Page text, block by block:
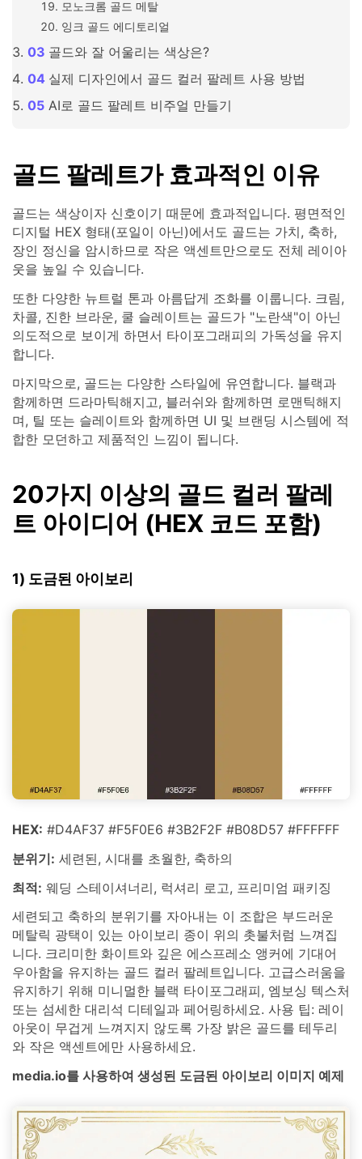
모노크롬 골드 메탈
잉크 골드 에디토리얼
골드와 잘 어울리는 색상은?
실제 디자인에서 골드 컬러 팔레트 사용 방법
AI로 골드 팔레트 비주얼 만들기
골드 팔레트가 효과적인 이유
골드는 색상이자 신호이기 때문에 효과적입니다. 평면적인
디지털 HEX 형태(포일이 아닌)에서도 골드는 가치, 축하,
장인 정신을 암시하므로 작은 액센트만으로도 전체 레이아
웃을 높일 수 있습니다.
또한 다양한 뉴트럴 톤과 아름답게 조화를 이룹니다. 크림,
차콜, 진한 브라운, 쿨 슬레이트는 골드가 "노란색"이 아닌
의도적으로 보이게 하면서 타이포그래피의 가독성을 유지
합니다.
마지막으로, 골드는 다양한 스타일에 유연합니다. 블랙과
함께하면 드라마틱해지고, 블러쉬와 함께하면 로맨틱해지
며, 틸 또는 슬레이트와 함께하면 UI 및 브랜딩 시스템에 적
합한 모던하고 제품적인 느낌이 됩니다.
20가지 이상의 골드 컬러 팔레
트 아이디어 (HEX 코드 포함)
1) 도금된 아이보리
HEX: #D4AF37 #F5F0E6 #3B2F2F #B08D57 #FFFFFF
분위기: 세련된, 시대를 초월한, 축하의
최적: 웨딩 스테이셔너리, 럭셔리 로고, 프리미엄 패키징
세련되고 축하의 분위기를 자아내는 이 조합은 부드러운
메탈릭 광택이 있는 아이보리 종이 위의 촛불처럼 느껴집
니다. 크리미한 화이트와 깊은 에스프레소 앵커에 기대어
우아함을 유지하는 골드 컬러 팔레트입니다. 고급스러움을
유지하기 위해 미니멀한 블랙 타이포그래피, 엠보싱 텍스처
또는 섬세한 대리석 디테일과 페어링하세요. 사용 팁: 레이
아웃이 무겁게 느껴지지 않도록 가장 밝은 골드를 테두리
와 작은 액센트에만 사용하세요.
media.io를 사용하여 생성된 도금된 아이보리 이미지 예제